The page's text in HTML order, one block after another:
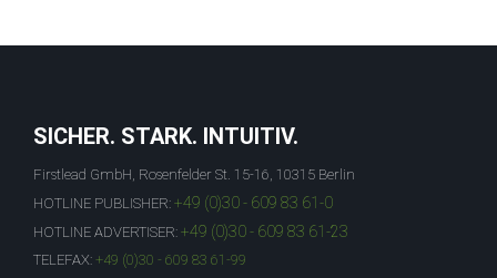
SICHER. STARK. INTUITIV.
Firstlead GmbH, Rosenfelder St. 15-16, 10315 Berlin
HOTLINE PUBLISHER: +49 (0)30 - 609 83 61-0
HOTLINE ADVERTISER: +49 (0)30 - 609 83 61-23
TELEFAX: +49 (0)30 - 609 83 61-99